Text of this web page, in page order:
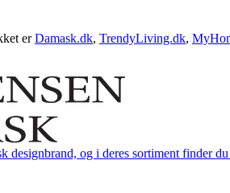
erDamask.dk, TrendyLiving.dk,
designbrand, og i deres sortiment finder